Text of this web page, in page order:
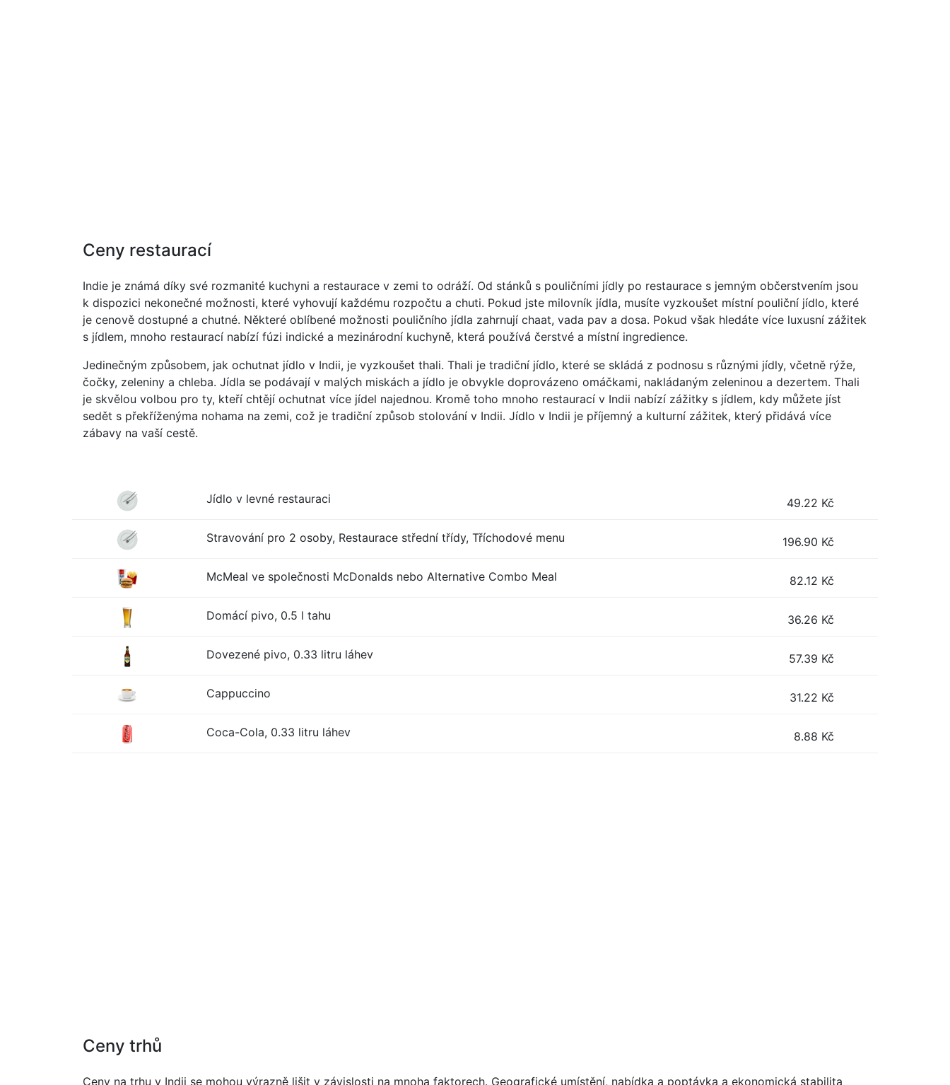
Ceny restaurací
Indie je známá díky své rozmanité kuchyni a restaurace v zemi to odráží. Od stánků s pouličními jídly po restaurace s jemným občerstvením jsou
k dispozici nekonečné možnosti, které vyhovují každému rozpočtu a chuti. Pokud jste milovník jídla, musíte vyzkoušet místní pouliční jídlo, které
je cenově dostupné a chutné. Některé oblíbené možnosti pouličního jídla zahrnují chaat, vada pav a dosa. Pokud však hledáte více luxusní zážitek
s jídlem, mnoho restaurací nabízí fúzi indické a mezinárodní kuchyně, která používá čerstvé a místní ingredience.
Jedinečným způsobem, jak ochutnat jídlo v Indii, je vyzkoušet thali. Thali je tradiční jídlo, které se skládá z podnosu s různými jídly, včetně rýže,
čočky, zeleniny a chleba. Jídla se podávají v malých miskách a jídlo je obvykle doprovázeno omáčkami, nakládaným zeleninou a dezertem. Thali
je skvělou volbou pro ty, kteří chtějí ochutnat více jídel najednou. Kromě toho mnoho restaurací v Indii nabízí zážitky s jídlem, kdy můžete jíst
sedět s překříženýma nohama na zemi, což je tradiční způsob stolování v Indii. Jídlo v Indii je příjemný a kulturní zážitek, který přidává více
zábavy na vaší cestě.
Jídlo v levné restauraci 49.22 Kč
Stravování pro 2 osoby, Restaurace střední třídy, Tříchodové menu 196.90 Kč
McMeal ve společnosti McDonalds nebo Alternative Combo Meal 82.12 Kč
Domácí pivo, 0.5 l tahu 36.26 Kč
Dovezené pivo, 0.33 litru láhev 57.39 Kč
Cappuccino 31.22 Kč
Coca-Cola, 0.33 litru láhev 8.88 Kč
Ceny trhů
Ceny na trhu v Indii se mohou výrazně lišit v závislosti na mnoha faktorech. Geografické umístění, nabídka a poptávka a ekonomická stabilita